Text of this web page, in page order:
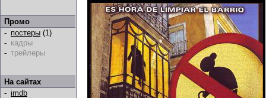
Промо
- постеры (1)
- кадры
- трейлеры
На сайтах
- imdb